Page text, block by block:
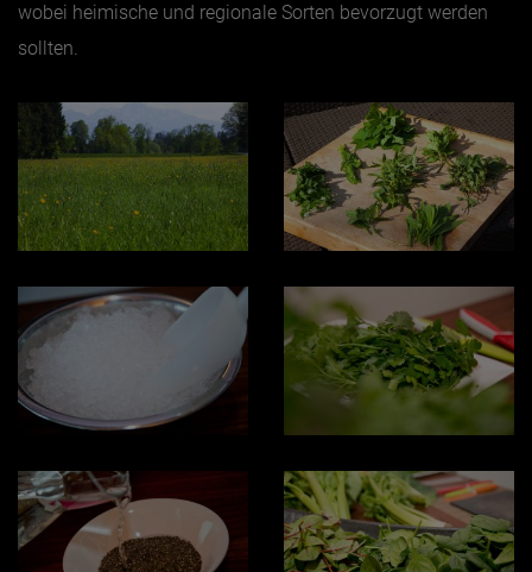
wobei heimische und regionale Sorten bevorzugt werden
sollten.